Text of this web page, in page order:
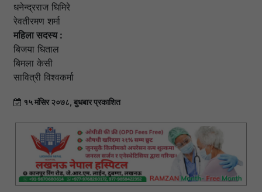
धनेन्द्रराज घिमिरे
रेवतीरमण शर्मा
महिला सदस्य :
बिजया धिताल
बिमला केसी
सावित्री विश्वकर्मा
१५ मंसिर २०७८, बुधबार प्रकाशित